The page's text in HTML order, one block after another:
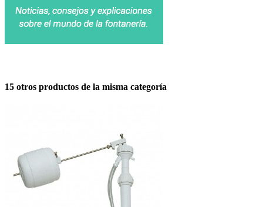
15 otros productos de la misma categoría